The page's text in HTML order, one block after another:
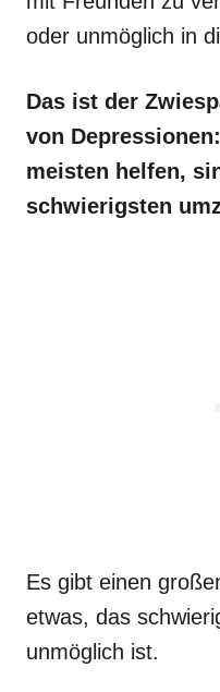
oder unmöglich in
Das ist der
von
meisten helfen,
schwierigsten
Es gibt einen
etwas, das
unmöglich ist.